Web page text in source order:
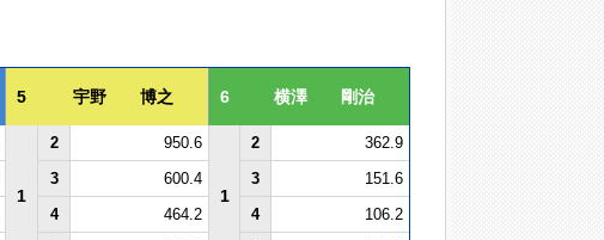
5 宇野 博之 6 横澤 剛治
1
2 950.6
1
2
362.9
3 600.4 3
151.6
4 464.2 4
106.2